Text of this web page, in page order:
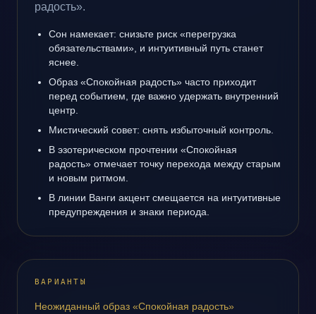
радость».
Сон намекает: снизьте риск «перегрузка
обязательствами», и интуитивный путь станет
яснее.
Образ «Спокойная радость» часто приходит
перед событием, где важно удержать внутренний
центр.
Мистический совет: снять избыточный контроль.
В эзотерическом прочтении «Спокойная
радость» отмечает точку перехода между старым
и новым ритмом.
В линии Ванги акцент смещается на интуитивные
предупреждения и знаки периода.
ВАРИАНТЫ
Неожиданный образ «Спокойная радость»